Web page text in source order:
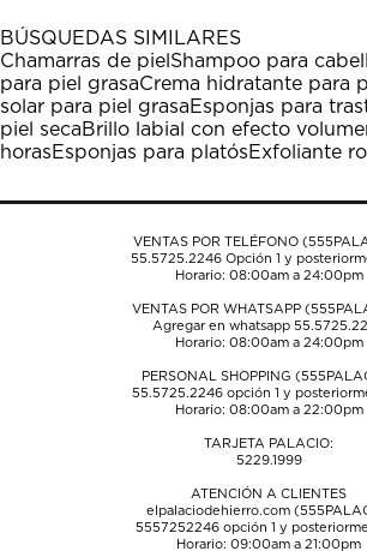
1
estrella
Esta
acción
abrirá
el
formulario
envío.
estrellas.
Esta
acción
abrirá
el
formulario
envío.
estrellas.
Esta
acción
abrirá
el
formulario
envío.
estrellas.
Esta
acción
abrirá
el
formulario
envío.
estrellas.
Esta
acción
abrirá
el
formulario
envío.
BÚSQUEDAS SIMILARES
Chamarras de piel Shampoo para
para piel grasaCrema hidratante para
solar para piel grasaEsponjas para
piel secaBrillo labial con efecto
horasEsponjas para platósExfoliante
VENTAS POR TELÉFONO
55.5725.2246Opción 1 y
Horario: 08:00am a 24:00pm
VENTAS POR WHATSAPP
Agregar en whatsapp
Horario: 08:00am a 24:00pm
PERSONAL SHOPPING
55.5725.2246opción 1 y
Horario: 08:00am a 22:00pm
TARJETA PALACIO:
5229.1999
ATENCIÓN A CLIENTES
elpalaciodehierro.com
5557252246opción 1 y
Horario: 09:00am a 21:00pm